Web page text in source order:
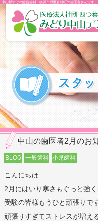
中山駅すぐの総合歯科、横浜市緑区台村町の歯医者さんです。
中山の歯医者2月のお
BLOG 一般歯科 小児歯科
こんにちは
2月にはいり寒さもぐっと強
受験の皆様もうひと頑張りで
頑張りすぎてストレスが増え